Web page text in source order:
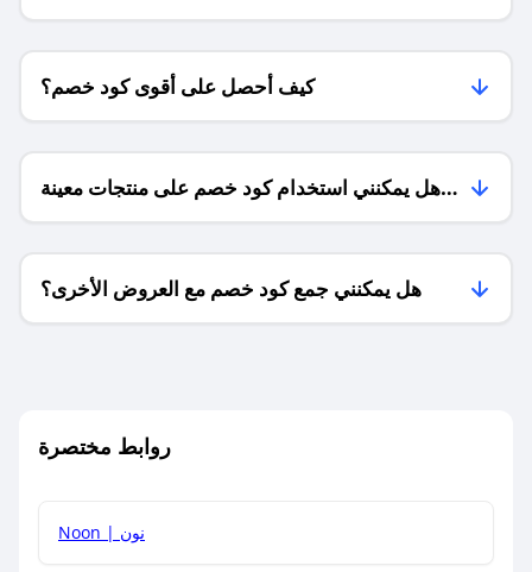
كيف أحصل على أقوى كود خصم؟
هل يمكنني استخدام كود خصم على منتجات معينة
فقط؟
هل يمكنني جمع كود خصم مع العروض الأخرى؟
روابط مختصرة
Noon | نون